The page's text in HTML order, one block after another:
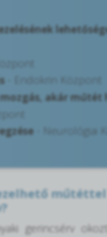
- Endokrin Központ
mozgás, akár műtét
- Neurológiai
gerincsérv